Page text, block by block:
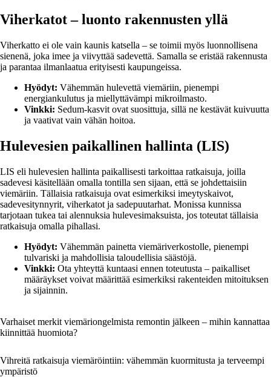
Viherkatot – luonto rakennusten yllä
Viherkatto ei ole vain kaunis katsella – se toimii myös luonnollisena
sienenä, joka imee ja viivyttää sadevettä. Samalla se eristää rakennusta
ja parantaa ilmanlaatua erityisesti kaupungeissa.
Hyödyt: Vähemmän hulevettä viemäriin, pienempi
energiankulutus ja miellyttävämpi mikroilmasto.
Vinkki: Sedum-kasvit ovat suosittuja, sillä ne kestävät kuivuutta
ja vaativat vain vähän hoitoa.
Hulevesien paikallinen hallinta (LIS)
LIS eli hulevesien hallinta paikallisesti tarkoittaa ratkaisuja, joilla
sadevesi käsitellään omalla tontilla sen sijaan, että se johdettaisiin
viemäriin. Tällaisia ratkaisuja ovat esimerkiksi imeytyskaivot,
sadevesitynnyrit, viherkatot ja sadepuutarhat. Monissa kunnissa
tarjotaan tukea tai alennuksia hulevesimaksuista, jos toteutat tällaisia
ratkaisuja omalla pihallasi.
Hyödyt: Vähemmän painetta viemäriverkostolle, pienempi
tulvariski ja mahdollisia taloudellisia säästöjä.
Vinkki: Ota yhteyttä kuntaasi ennen toteutusta – paikalliset
määräykset voivat määrittää esimerkiksi rakenteiden mitoituksen
ja sijainnin.
Varhaiset merkit viemäriongelmista remontin jälkeen – mihin kannattaa
kiinnittää huomiota?
Vihreitä ratkaisuja viemäröintiin: vähemmän kuormitusta ja terveempi
ympäristö